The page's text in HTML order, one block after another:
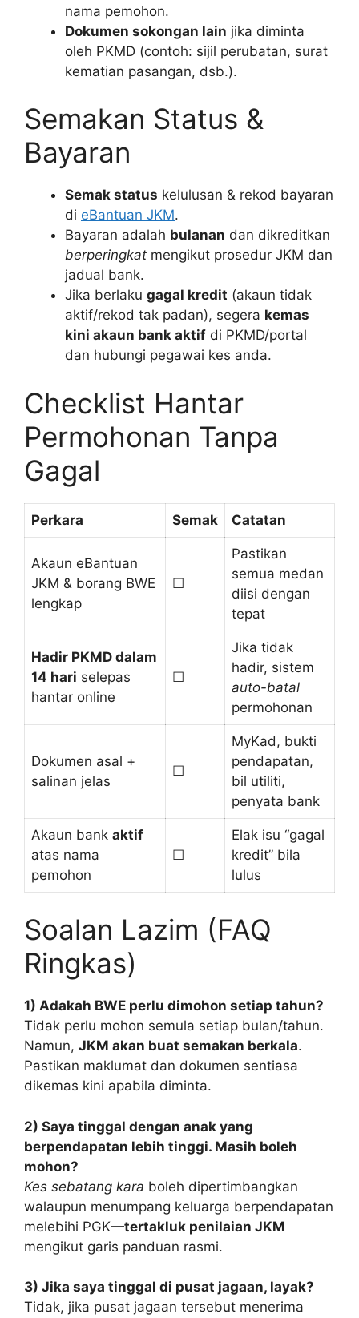
nama pemohon.
Dokumen sokongan lain jika diminta
oleh PKMD (contoh: sijil perubatan, surat
kematian pasangan, dsb.).
Semakan Status &
Bayaran
Semak status kelulusan & rekod bayaran
di eBantuan JKM.
Bayaran adalah bulanan dan dikreditkan
berperingkat mengikut prosedur JKM dan
jadual bank.
Jika berlaku gagal kredit (akaun tidak
aktif/rekod tak padan), segera kemas
kini akaun bank aktif di PKMD/portal
dan hubungi pegawai kes anda.
Checklist Hantar
Permohonan Tanpa
Gagal
Perkara Semak Catatan
Akaun eBantuan
JKM & borang BWE
lengkap
☐
Pastikan
semua medan
diisi dengan
tepat
Hadir PKMD dalam
14 hari selepas
hantar online
☐
Jika tidak
hadir, sistem
auto-batal
permohonan
Dokumen asal +
salinan jelas
☐
MyKad, bukti
pendapatan,
bil utiliti,
penyata bank
Akaun bank aktif
atas nama
pemohon
☐
Elak isu “gagal
kredit” bila
lulus
Soalan Lazim (FAQ
Ringkas)
1) Adakah BWE perlu dimohon setiap tahun?
Tidak perlu mohon semula setiap bulan/tahun.
Namun, JKM akan buat semakan berkala.
Pastikan maklumat dan dokumen sentiasa
dikemas kini apabila diminta.
2) Saya tinggal dengan anak yang
berpendapatan lebih tinggi. Masih boleh
mohon?
Kes sebatang kara boleh dipertimbangkan
walaupun menumpang keluarga berpendapatan
melebihi PGK—tertakluk penilaian JKM
mengikut garis panduan rasmi.
3) Jika saya tinggal di pusat jagaan, layak?
Tidak, jika pusat jagaan tersebut menerima